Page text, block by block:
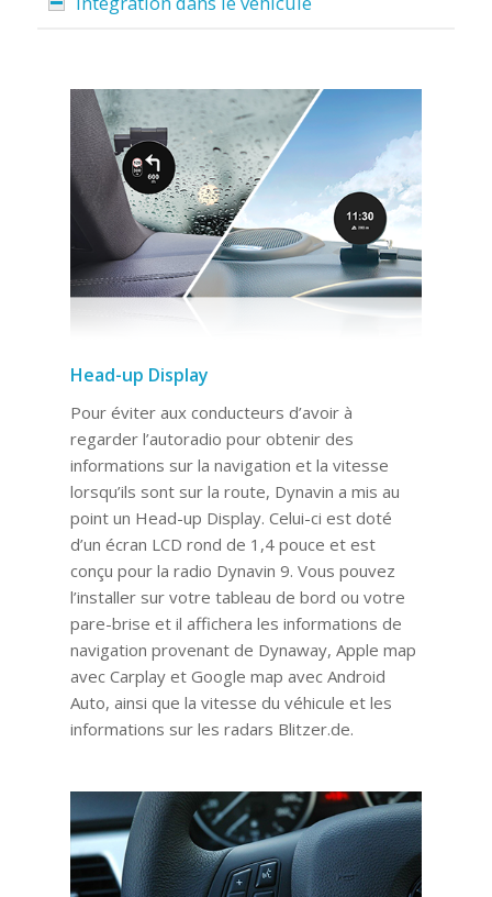
Head-up Display
Pour éviter aux conducteurs d’avoir à
regarder l’autoradio pour obtenir des
informations sur la navigation et la vitesse
lorsqu’ils sont sur la route, Dynavin a mis au
point un Head-up Display. Celui-ci est doté
d’un écran LCD rond de 1,4 pouce et est
conçu pour la radio Dynavin 9. Vous pouvez
l’installer sur votre tableau de bord ou votre
pare-brise et il affichera les informations de
navigation provenant de Dynaway, Apple map
avec Carplay et Google map avec Android
Auto, ainsi que la vitesse du véhicule et les
informations sur les radars Blitzer.de.